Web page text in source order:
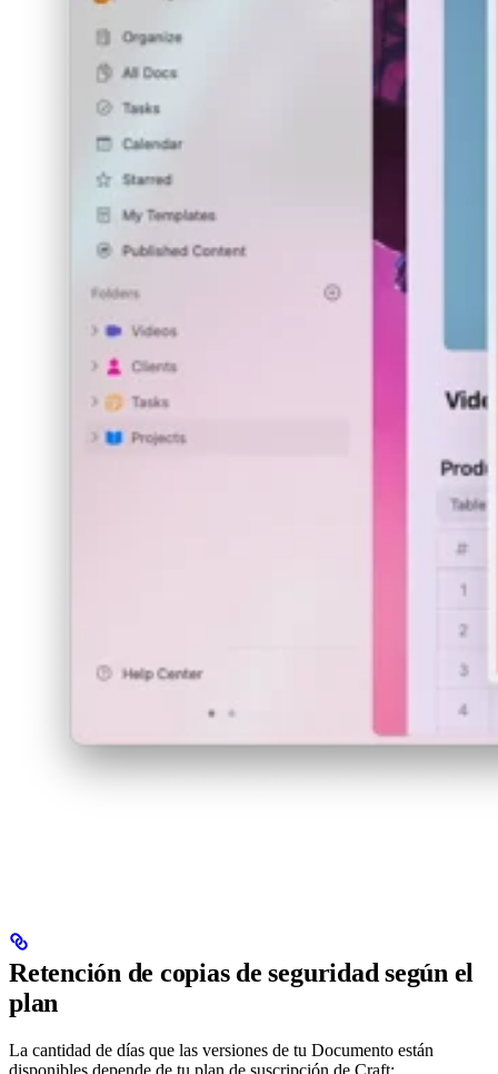
Retención de copias de seguridad según el
plan
La cantidad de días que las versiones de tu Documento están
disponibles depende de tu plan de suscripción de Craft: